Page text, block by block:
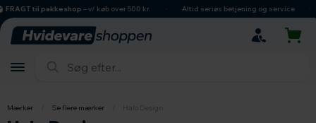
hovedindhold
søgning
navigation
indkøbskurv
til pakkeshop– v/ køb over 500 kr. Altid seriøs betjening og service
Mærker Se flere mærker Halo Design